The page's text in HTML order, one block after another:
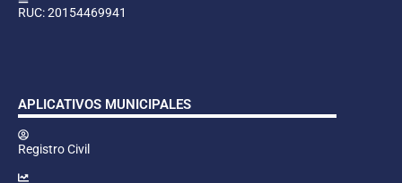
RUC: 20154469941
APLICATIVOS MUNICIPALES
Registro Civil